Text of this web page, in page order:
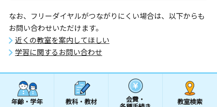
なお、フリーダイヤルがつながりにくい場合は、以下からも
お問い合わせいただけます。
近くの教室を案内してほしい
学習に関するお問い合わせ
年齢・学年 教科・教材 会費・ 教室検索